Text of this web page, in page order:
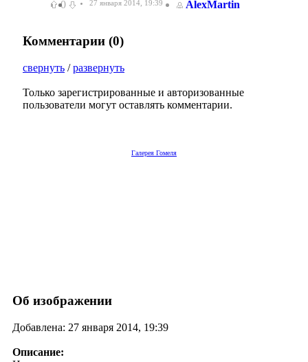
0 27 января 2014, 19:39 AlexMartin
Комментарии (0)
свернуть /развернуть
Только зарегистрированные и авторизованные
пользователи могут оставлять комментарии.
Галерея Гомеля
Об изображении
Добавлена: 27 января 2014, 19:39
Описание: